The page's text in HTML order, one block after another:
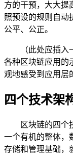
方的干预，大大提
照预设的规则自动
公平、公正。
（此处应插
各种区块链应用的
观地感受到应用层
四个技术架
区块链的四个
一个有机的整体，
存储和管理基础，